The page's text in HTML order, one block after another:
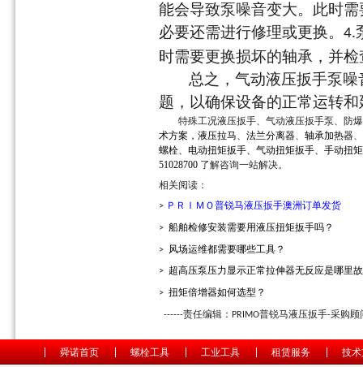
能会导致泵噪音变大。此时
必要还需进行修理或更换。 4.
时需要更换损坏的轴承，并
总之，气动液压扳手泵
题，以确保设备的正常运转
特殊工况液压扳手、气动液压扳手泵、防
术方案， 液压拉马、 法兰分离器、 轴承加热器、
螺栓、电动扭矩扳手、气动扭矩扳手、手动扭
51028700 了解咨询一站解决。
相关阅读：
> ＰＲＩＭＯ普锐马液压扳手澳洲订单发货
> 船舶检修安装需要用液压扭矩扳手吗？
> 风场运维都需要哪些工具？
> 超高压泵压力显示正常拉伸器无反应是哪里
> 扭矩倍增器如何选型？
------责任编辑： PRIMO普锐马液压扳手-采购顾
舜诺首页 螺栓工具 工业工具 租赁服务 技